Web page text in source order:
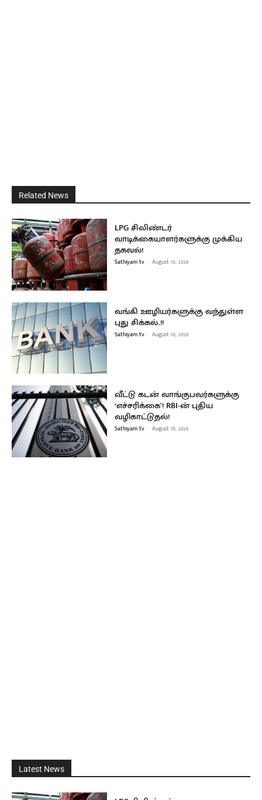
Related News
LPG சிலிண்டர்
வாடிக்கையாளர்களுக்கு முக்கிய
தகவல்!
Sathiyam tv - August 10, 2026
வங்கி ஊழியர்களுக்கு வந்துள்ள
புது சிக்கல்..!!
Sathiyam tv - August 10, 2026
வீட்டு கடன் வாங்குபவர்களுக்கு
‘எச்சரிக்கை’! RBI-ன் புதிய
வழிகாட்டுதல்!
Sathiyam tv - August 10, 2026
Latest News